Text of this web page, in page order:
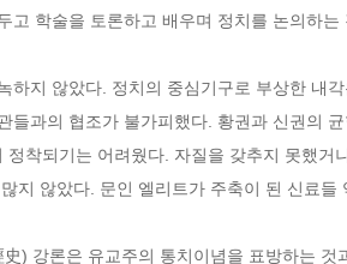
고 학술을 토론하고 배우며 정치를 논의하
하지 않았다. 정치의 중심기구로 부상한 내
과의 협조가 불가피했다. 황권과 신권의 균
착되기는 어려웠다. 자질을 갖추지 못했거
지 않았다. 문인 엘리트가 주축이 된 신료
) 강론은 유교주의 통치이념을 표방하는